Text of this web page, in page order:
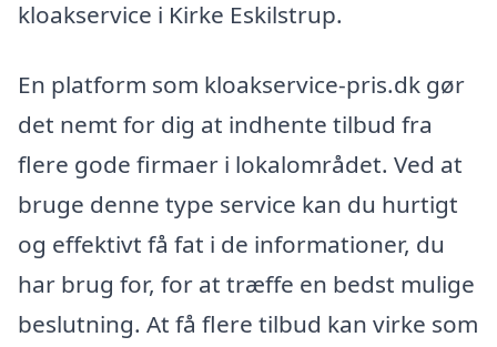
kloakservice i Kirke Eskilstrup.
En platform som kloakservice-pris.dk gør
det nemt for dig at indhente tilbud fra
flere gode firmaer i lokalområdet. Ved at
bruge denne type service kan du hurtigt
og effektivt få fat i de informationer, du
har brug for, for at træffe en bedst mulige
beslutning. At få flere tilbud kan virke som